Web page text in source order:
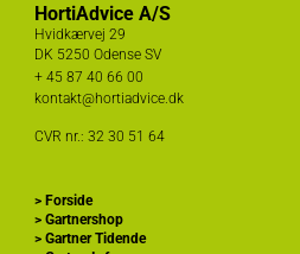
HortiAdvice A/S
Hvidkærvej 29
DK 5250 Odense SV
+ 45 87 40 66 00
kontakt@hortiadvice.dk
CVR nr.: 32 30 51 64
> Forside
> Gartnershop
> Gartner Tidende